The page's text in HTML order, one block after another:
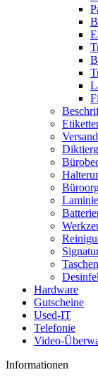
Versand
Hardware
Gutscheine
Used-IT
Telefonie
Video-
Informationen